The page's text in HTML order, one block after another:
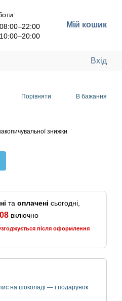
08:00–22:00
10:00–20:00
Мій кошик
Вхід
Порівняти В бажання
знижки
та оплачені сьогодні,
включно
після оформлення
на шоколаді — і подарунок